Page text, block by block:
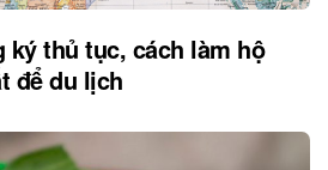
ký thủ tục, cách làm hộ
để du lịch